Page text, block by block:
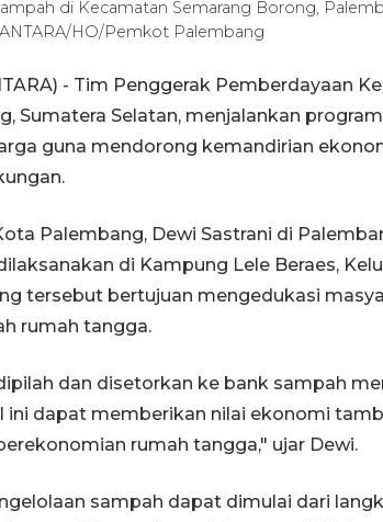
di Kecamatan Semarang Borong,
HO/Pemkot Palembang
- Tim Penggerak Pemberdayaan
Sumatera Selatan, menjalankan
guna mendorong kemandirian
Palembang, Dewi Sastrani di
di Kampung Lele Beraes,
tersebut bertujuan mengedukasi
rumah tangga.
dan disetorkan ke bank sampah
ini dapat memberikan nilai ekonomi
rumah tangga," ujar Dewi.
sampah dapat dimulai dari